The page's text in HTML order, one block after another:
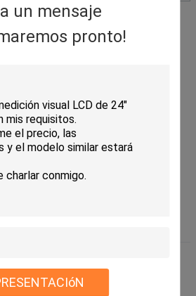
un mensaje
pronto!
- Inspección de PCB
empresa